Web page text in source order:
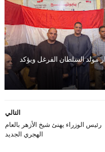
مولد السلطان الفرغل ويؤكد
التالي
رئيس الوزراء يهنئ شيخ الأزهر بالعام
الهجري الجديد